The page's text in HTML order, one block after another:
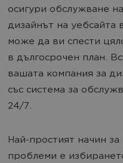
осигури обслужване
дизайнът на уебсайта
може да ви спести
в дългосрочен план.
вашата компания за
със система за
24/7.
Най-простият начин
проблеми е